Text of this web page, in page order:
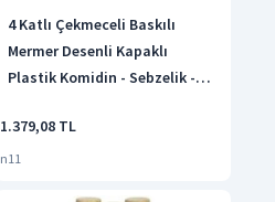
4 Katlı Çekmeceli Baskılı
Mermer Desenli Kapaklı
Plastik Komidin - Sebzelik -
1.379,08 TL
n11